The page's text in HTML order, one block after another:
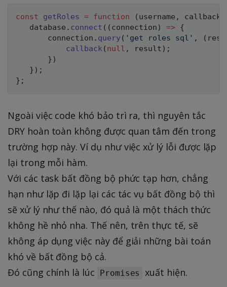
const getRoles = function ( username , callback
   database
. connect ( ( connection ) => {
       connection
. query ( 'get roles sql' , (
callback( null , result ) ;
} )
} ) ;
} ;
Ngoài việc code khó bảo trì ra, thì nguyên tắc
DRY hoàn toàn không được quan tâm đến trong
trường hợp này. Ví dụ như việc xử lý lỗi được lặp
lại trong mỗi hàm.
Với các task bất đồng bộ phức tạp hơn, chẳng
hạn như lặp đi lặp lại các tác vụ bất đồng bộ thì
sẽ xử lý như thế nào, đó quả là một thách thức
không hề nhỏ nha. Thế nên, trên thực tế, sẽ
không áp dụng việc này để giải những bài toán
khó về bất đồng bộ cả.
Đó cũng chính là lúc
Promises xuất hiện.